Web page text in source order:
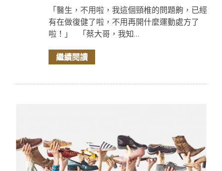
「醫生，不用啦，我這個頸椎的問題齁，已經
有在做復健了啦，不用再開什麼運動處方了
啦！」 「蔡大哥，我知...
繼續閱讀